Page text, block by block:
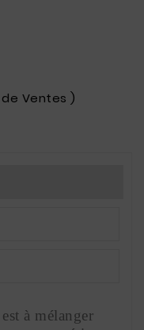
de Ventes )
à mélanger